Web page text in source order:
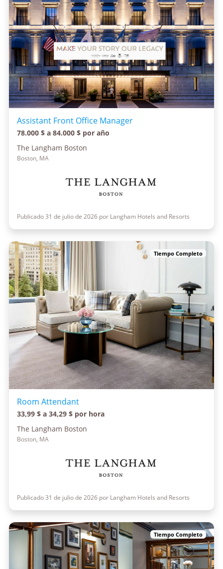
Assistant Front Office Manager
78.000 $ a 84.000 $ por año
The Langham Boston
Boston, MA
Publicado 31 de julio de 2026 por Langham Hotels and Resorts
Tiempo Completo
Room Attendant
33,99 $ a 34,29 $ por hora
The Langham Boston
Boston, MA
Publicado 31 de julio de 2026 por Langham Hotels and Resorts
Tiempo Completo